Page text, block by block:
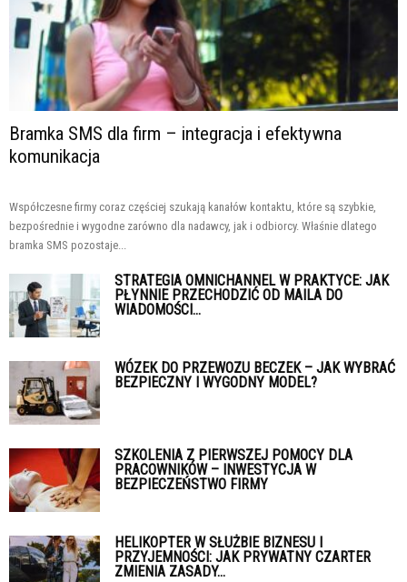
Bramka SMS dla firm – integracja i efektywna
komunikacja
Współczesne firmy coraz częściej szukają kanałów kontaktu, które są szybkie,
bezpośrednie i wygodne zarówno dla nadawcy, jak i odbiorcy. Właśnie dlatego
bramka SMS pozostaje...
STRATEGIA OMNICHANNEL W PRAKTYCE: JAK
PŁYNNIE PRZECHODZIĆ OD MAILA DO
WIADOMOŚCI...
WÓZEK DO PRZEWOZU BECZEK – JAK WYBRAĆ
BEZPIECZNY I WYGODNY MODEL?
SZKOLENIA Z PIERWSZEJ POMOCY DLA
PRACOWNIKÓW – INWESTYCJA W
BEZPIECZEŃSTWO FIRMY
HELIKOPTER W SŁUŻBIE BIZNESU I
PRZYJEMNOŚCI: JAK PRYWATNY CZARTER
ZMIENIA ZASADY...